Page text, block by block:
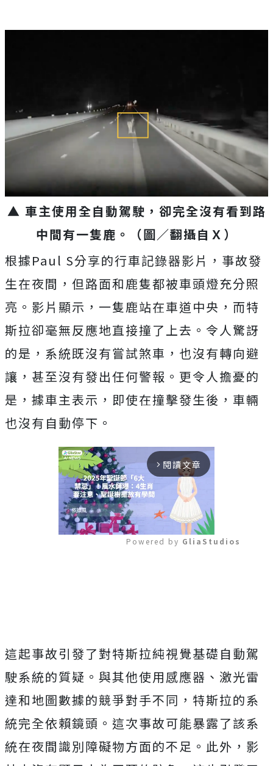
▲ 車主使用全自動駕駛，卻完全沒有看到路
中間有一隻鹿。（圖／翻攝自Ｘ）
根據Paul S分享的行車記錄器影片，事故發
生在夜間，但路面和鹿隻都被車頭燈充分照
亮。影片顯示，一隻鹿站在車道中央，而特
斯拉卻毫無反應地直接撞了上去。令人驚訝
的是，系統既沒有嘗試煞車，也沒有轉向避
讓，甚至沒有發出任何警報。更令人擔憂的
是，據車主表示，即使在撞擊發生後，車輛
也沒有自動停下。
arrow_forward_ios 閱讀文章
Powered by GliaStudios
這起事故引發了對特斯拉純視覺基礎自動駕
駛系統的質疑。與其他使用感應器、激光雷
達和地圖數據的競爭對手不同，特斯拉的系
統完全依賴鏡頭。這次事故可能暴露了該系
統在夜間識別障礙物方面的不足。此外，影